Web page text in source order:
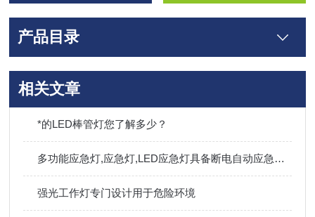
产品目录
相关文章
*的LED棒管灯您了解多少？
多功能应急灯,应急灯,LED应急灯具备断电自动应急照明等功能
强光工作灯专门设计用于危险环境